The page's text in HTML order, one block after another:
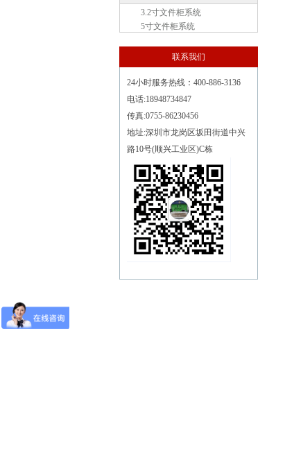
3.2寸文件柜系统
5寸文件柜系统
联系我们
24小时服务热线：400-886-3136
电话:18948734847
传真:0755-86230456
地址:深圳市龙岗区坂田街道中兴
路10号(顺兴工业区)C栋